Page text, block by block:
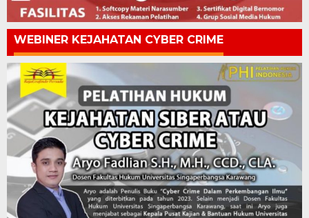
WEBINER KEJAHATAN CYBER CRIME